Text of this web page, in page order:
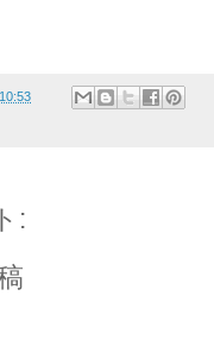
10:53
: